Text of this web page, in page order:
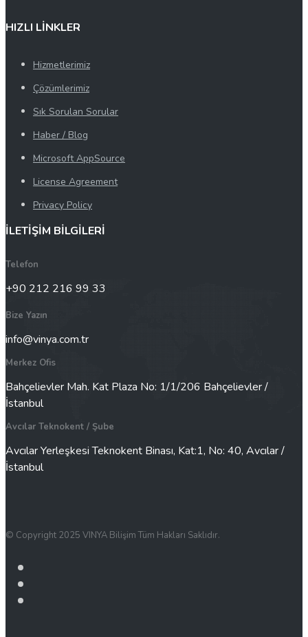
HIZLI LİNKLER
Hizmetlerimiz
Çözümlerimiz
Sık Sorulan Sorular
Haber / Blog
Microsoft AppSource
License Agreement
Privacy Policy
İLETİŞİM BİLGİLERİ
Telefon
+90 212 216 99 33
Bize Yazın
info@vinya.com.tr
Merkez Ofis
Bahçelievler Mah. Kat Plaza No: 1/1/206 Bahçelievler /
İstanbul
Avcılar Teknokent / Şube
Avcılar Yerleşkesi Teknokent Binası, Kat:1, No: 40, Avcılar /
İstanbul
© Copyright 2025 VINYA Bilişim Tüm Hakları Saklıdır.